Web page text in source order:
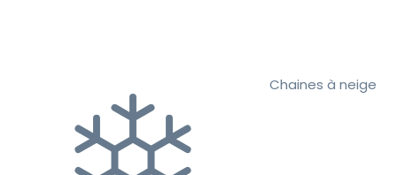
Chaines à neige